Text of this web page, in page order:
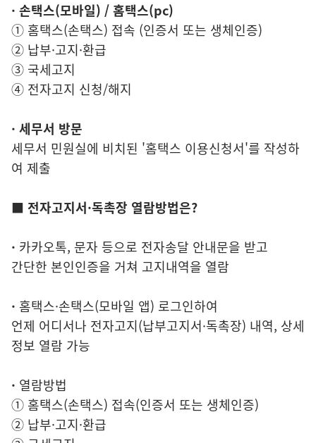
· 손택스(모바일) / 홈택스(pc)
① 홈택스(손택스) 접속 (인증서 또는 생체인증)
② 납부·고지·환급
③ 국세고지
④ 전자고지 신청/해지
· 세무서 방문
세무서 민원실에 비치된 '홈택스 이용신청서'를 작성하
여 제출
■ 전자고지서·독촉장 열람방법은?
· 카카오톡, 문자 등으로 전자송달 안내문을 받고
간단한 본인인증을 거쳐 고지내역을 열람
· 홈택스·손택스(모바일 앱) 로그인하여
언제 어디서나 전자고지(납부고지서·독촉장) 내역, 상세
정보 열람 가능
· 열람방법
① 홈택스(손택스) 접속(인증서 또는 생체인증)
② 납부·고지·환급